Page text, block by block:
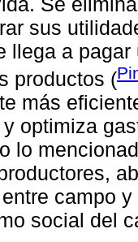
sus
llega a
productos (
más
optimiza
lo
campo
social del